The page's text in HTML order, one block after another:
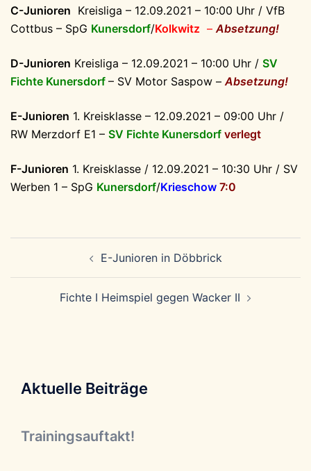
C-Junioren Kreisliga – 12.09.2021 – 10:00 Uhr / VfB
Cottbus – SpG Kunersdorf/Kolkwitz –Absetzung!
D-Junioren Kreisliga – 12.09.2021 – 10:00 Uhr / SV
Fichte Kunersdorf – SV Motor Saspow –Absetzung!
E-Junioren 1. Kreisklasse – 12.09.2021 – 09:00 Uhr /
RW Merzdorf E1 – SV Fichte Kunersdorf verlegt
F-Junioren 1. Kreisklasse / 12.09.2021 – 10:30 Uhr / SV
Werben 1 – SpG Kunersdorf/Krieschow 7:0
E-Junioren in Döbbrick
Fichte I Heimspiel gegen Wacker II
Aktuelle Beiträge
Trainingsauftakt!